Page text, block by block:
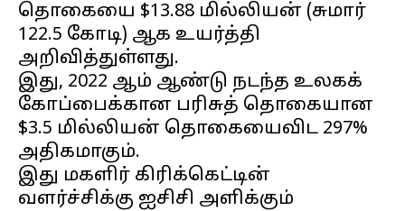
தொகையை $13.88 மில்லியன் (சுமார்
₹122.5 கோடி) ஆக உயர்த்தி
அறிவித்துள்ளது.
இது, 2022 ஆம் ஆண்டு நடந்த உலகக்
கோப்பைக்கான பரிசுத் தொகையான
$3.5 மில்லியன் தொகையைவிட 297%
அதிகமாகும்.
இது மகளிர் கிரிக்கெட்டின்
வளர்ச்சிக்கு ஐசிசி அளிக்கும்